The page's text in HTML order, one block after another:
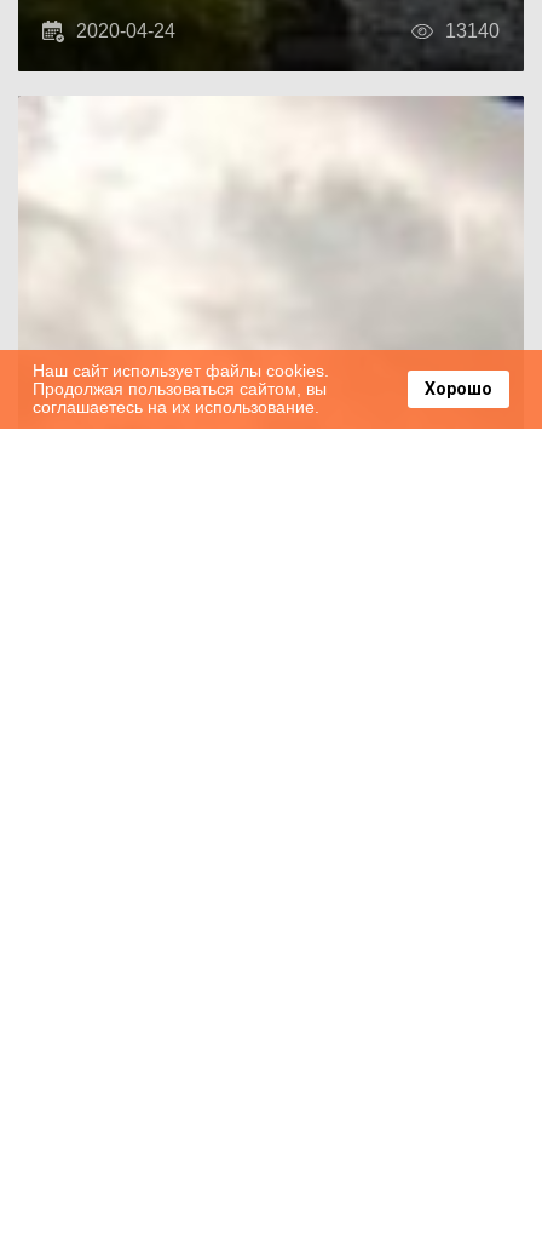
2020-04-24 13140
Наш сайт использует файлы cookies.
Продолжая пользоваться сайтом, вы
соглашаетесь на их использование.
Хорошо